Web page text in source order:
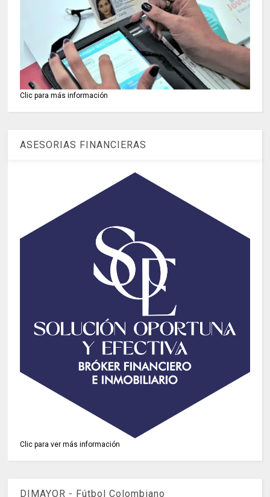
Clic para más información
ASESORIAS FINANCIERAS
Clic para ver más información
DIMAYOR - Fútbol Colombiano